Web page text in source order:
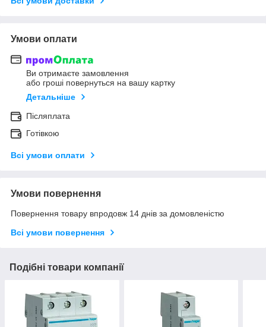
Умови оплати
Ви отримаєте замовлення
або гроші повернуться на вашу картку
Детальніше
Післяплата
Готівкою
Всі умови оплати
Умови повернення
Повернення товару впродовж 14 днів за домовленістю
Всі умови повернення
Подібні товари компанії